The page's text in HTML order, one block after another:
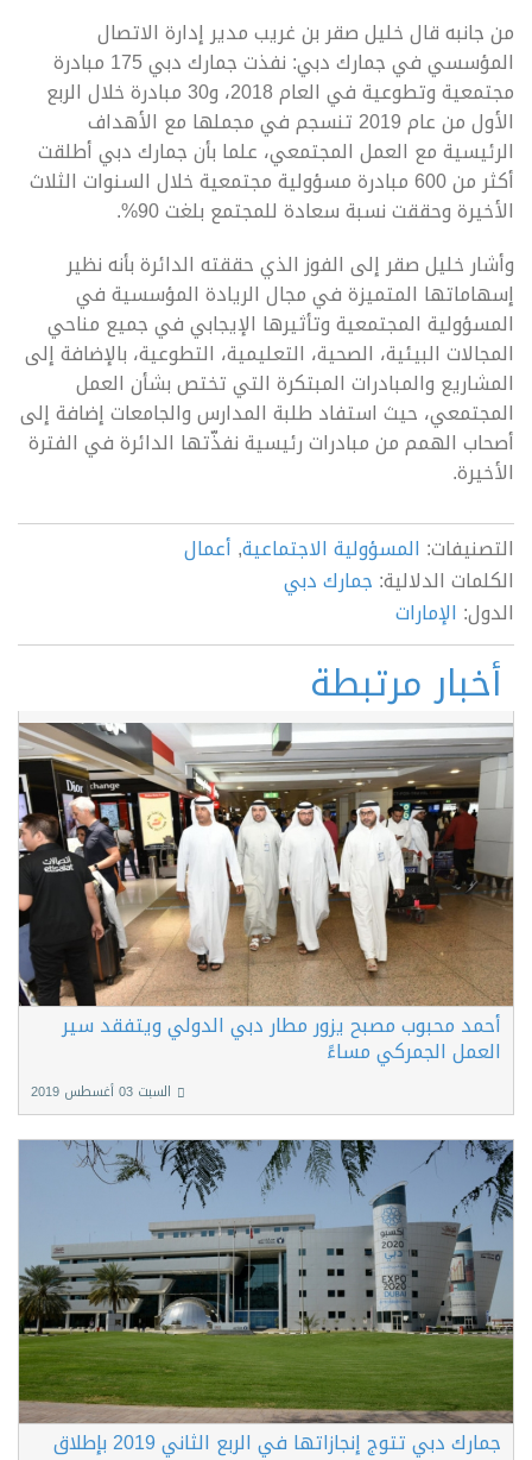
من جانبه قال خليل صقر بن غريب مدير إدارة الاتصال
المؤسسي في جمارك دبي: نفذت جمارك دبي 175 مبادرة
مجتمعية وتطوعية في العام 2018، و30 مبادرة خلال الربع
الأول من عام 2019 تنسجم في مجملها مع الأهداف
الرئيسية مع العمل المجتمعي، علما بأن جمارك دبي أطلقت
أكثر من 600 مبادرة مسؤولية مجتمعية خلال السنوات الثلاث
الأخيرة وحققت نسبة سعادة للمجتمع بلغت 90%.
وأشار خليل صقر إلى الفوز الذي حققته الدائرة بأنه نظير
إسهاماتها المتميزة في مجال الريادة المؤسسية في
المسؤولية المجتمعية وتأثيرها الإيجابي في جميع مناحي
المجالات البيئية، الصحية، التعليمية، التطوعية، بالإضافة إلى
المشاريع والمبادرات المبتكرة التي تختص بشأن العمل
المجتمعي، حيث استفاد طلبة المدارس والجامعات إضافة إلى
أصحاب الهمم من مبادرات رئيسية نفذّتها الدائرة في الفترة
الأخيرة.
التصنيفات:المسؤولية الاجتماعية,أعمال
الكلمات الدلالية:جمارك دبي
الدول:الإمارات
أخبار مرتبطة
أحمد محبوب مصبح يزور مطار دبي الدولي ويتفقد سير
العمل الجمركي مساءً
السبت 03 أغسطس 2019
جمارك دبي تتوج إنجازاتها في الربع الثاني 2019 بإطلاق